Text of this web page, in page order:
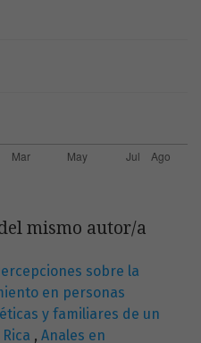
mismo autor/a
sobre la
en personas
y familiares de un
, Anales en